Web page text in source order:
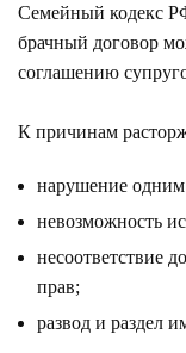
Семейный кодекс
брачный договор
соглашению
К причинам
нарушение одним
невозможность
несоответствие
прав;
развод и раздел